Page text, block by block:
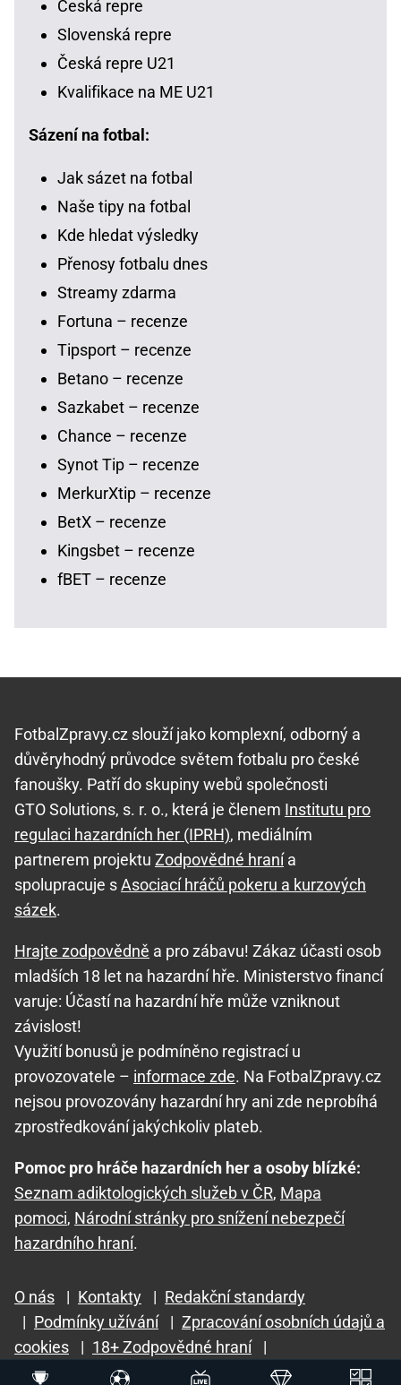
Česká repre
Slovenská repre
Česká repre U21
Kvalifikace na ME U21
Sázení na fotbal:
Jak sázet na fotbal
Naše tipy na fotbal
Kde hledat výsledky
Přenosy fotbalu dnes
Streamy zdarma
Fortuna – recenze
Tipsport – recenze
Betano – recenze
Sazkabet – recenze
Chance – recenze
Synot Tip – recenze
MerkurXtip – recenze
BetX – recenze
Kingsbet – recenze
fBET – recenze
FotbalZpravy.cz slouží jako komplexní, odborný a
důvěryhodný průvodce světem fotbalu pro české
fanoušky. Patří do skupiny webů společnosti
GTO Solutions, s. r. o., která je členem Institutu pro
regulaci hazardních her (IPRH), mediálním
partnerem projektu Zodpovědné hranía
spolupracuje sAsociací hráčů pokeru a kurzových
sázek.
Hrajte zodpovědně a pro zábavu! Zákaz účasti osob
mladších 18 let na hazardní hře. Ministerstvo financí
varuje: Účastí na hazardní hře může vzniknout
závislost!
Využití bonusů je podmíněno registrací u
provozovatele – informace zde. Na FotbalZpravy.cz
nejsou provozovány hazardní hry ani zde neprobíhá
zprostředkování jakýchkoliv plateb.
Pomoc pro hráče hazardních her a osoby blízké:
Seznam adiktologických služeb v ČR, Mapa
pomoci, Národní stránky pro snížení nebezpečí
hazardního hraní.
O nás | Kontakty | Redakční standardy
| Podmínky užívání | Zpracování osobních údajů a
cookies
| 18+ Zodpovědné hraní
|
GTO Solutions, s.r.o.